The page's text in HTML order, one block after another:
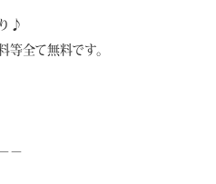
♪
等全て無料です。
－